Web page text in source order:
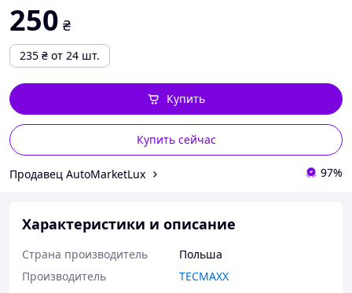
250 ₴
235 ₴ от 24 шт.
Купить сейчас
Купить
Продавец AutoMarketLux 97%
Характеристики и описание
Страна производитель
Польша
Производитель
TECMAXX